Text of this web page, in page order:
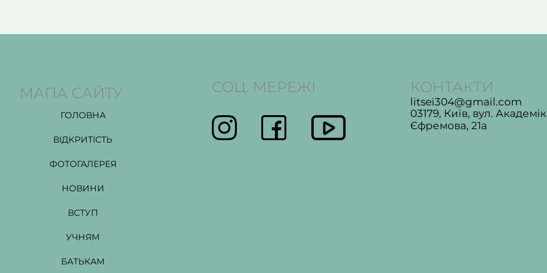
МАПА САЙТУ
ГОЛОВНА
ВІДКРИТІСТЬ
ФОТОГАЛЕРЕЯ
НОВИНИ
ВСТУП
УЧНЯМ
БАТЬКАМ
СОЦ. МЕРЕЖІ КОНТАКТИ
litsei304@gmail.com
03179, Київ, вул.
Єфремова, 21а